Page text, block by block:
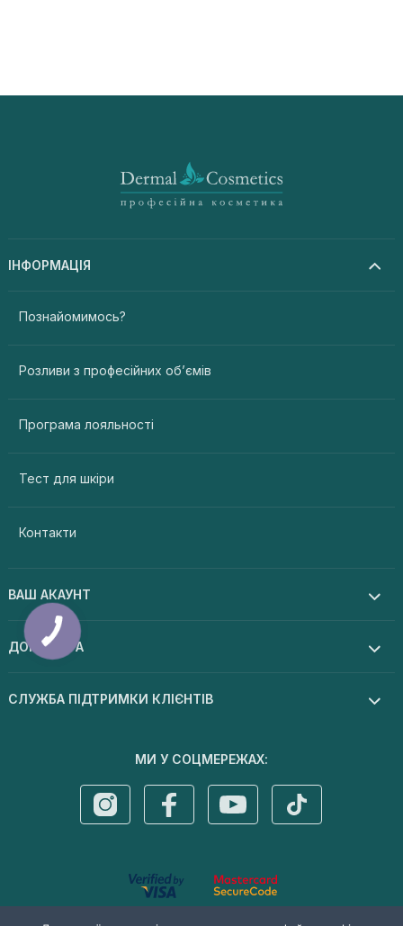
ІНФОРМАЦІЯ
Познайомимось?
Розливи з професійних об’ємів
Програма лояльності
Тест для шкіри
Контакти
ВАШ АКАУНТ
ДОПОМОГА
СЛУЖБА ПІДТРИМКИ КЛІЄНТІВ
МИ У СОЦМЕРЕЖАХ:
© 2026 Dermal cosmetics . Усі права захищені